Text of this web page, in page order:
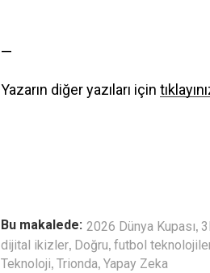
—
Yazarın diğer yazıları için
Bu makalede: 2026 Dünya Kupası,
dijital ikizler, Doğru, futbol
Teknoloji, Trionda, Yapay Zeka